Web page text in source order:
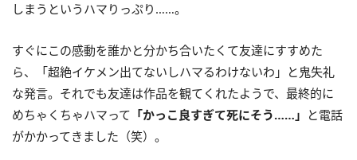
しまうというハマりっぷり……。
すぐにこの感動を誰かと分かち合いたくて友達にすすめた
ら、「超絶イケメン出てないしハマるわけないわ」と鬼失礼
な発言。それでも友達は作品を観てくれたようで、最終的に
めちゃくちゃハマって 「かっこ良すぎて死にそう……」 と電話
がかかってきました（笑）。